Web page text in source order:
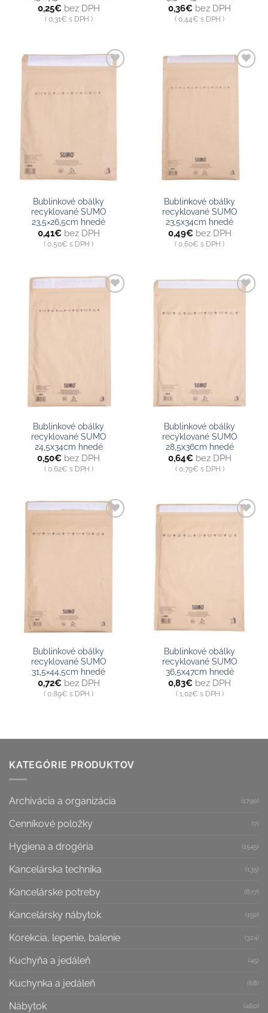
0,25€bez DPH
0,31€ s DPH
0,36€ bez DPH
0,44€ s DPH
Bublinkové obálky
recyklované SUMO
23,5×26,5cm hnedé
0,41€bez DPH
0,50€ s DPH
zoznamu
Bublinkové obálky
recyklované SUMO
23,5x34cm hnedé
0,49€bez DPH
0,60€ s DPH
zoznamu
Bublinkové obálky
recyklované SUMO
24,5x34cm hnedé
0,50€ bez DPH
0,62€ s DPH
Bublinkové obálky
recyklované SUMO
28,5x36cm hnedé
0,64€bez DPH
0,79€ s DPH
zoznamu
Bublinkové obálky
recyklované SUMO
31,5×44,5cm hnedé
0,72€bez DPH
0,89€ s DPH
zoznamu
Bublinkové obálky
recyklované SUMO
36,5x47cm hnedé
0,83€ bez DPH
1,02€ s DPH
KATEGÓRIE PRODUKTOV
Archivácia a organizácia (1790)
Cenníkové položky (7)
Hygiena a drogéria (1545)
Kancelárska technika (135)
Kancelárske potreby (877)
Kancelársky nábytok (192)
Korekcia, lepenie, balenie (324)
Kuchyňa a jedáleň (45)
Kuchynka a jedáleň (68)
Nábytok (460)